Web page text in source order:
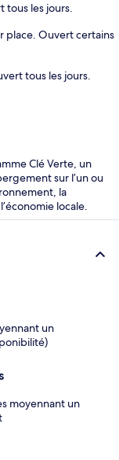
tous les jours.
place. Ouvert certains
tous les jours.
Clé Verte, un
sur l’un ou
la
locale.
un
moyennant un